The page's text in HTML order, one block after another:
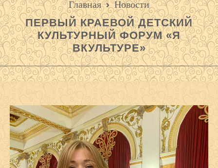
Главная Новости
ПЕРВЫЙ КРАЕВОЙ ДЕТСКИЙ
КУЛЬТУРНЫЙ ФОРУМ «Я
ВКУЛЬТУРЕ»